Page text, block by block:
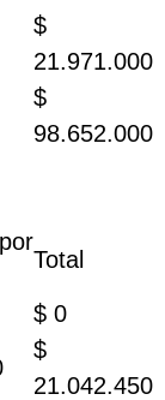
$
21.971.000
$
98.652.000
Total
$ 0
$
21.042.450